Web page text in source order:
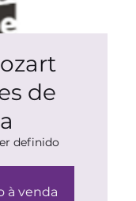
de
definido
à venda